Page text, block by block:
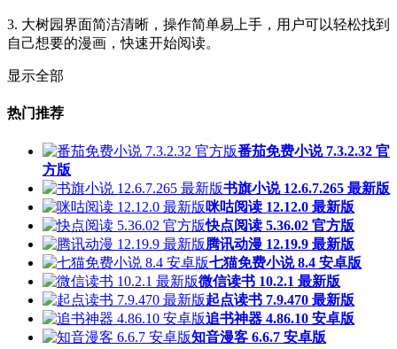
3. 大树园界面简洁清晰，操作简单易上手，用户可以轻松找到
自己想要的漫画，快速开始阅读。
显示全部
热门推荐
番茄免费小说 7.3.2.32 官
方版
书旗小说 12.6.7.265 最新版
咪咕阅读 12.12.0 最新版
快点阅读 5.36.02 官方版
腾讯动漫 12.19.9 最新版
七猫免费小说 8.4 安卓版
微信读书 10.2.1 最新版
起点读书 7.9.470 最新版
追书神器 4.86.10 安卓版
知音漫客 6.6.7 安卓版